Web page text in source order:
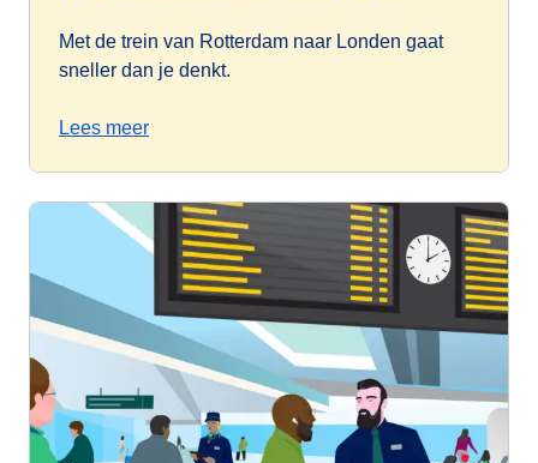
Met de trein van Rotterdam naar Londen gaat
sneller dan je denkt.
Lees meer